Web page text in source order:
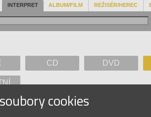
INTERPRET ALBUM/FILM REŽISÉR/HEREC
CD DVD
G cookies